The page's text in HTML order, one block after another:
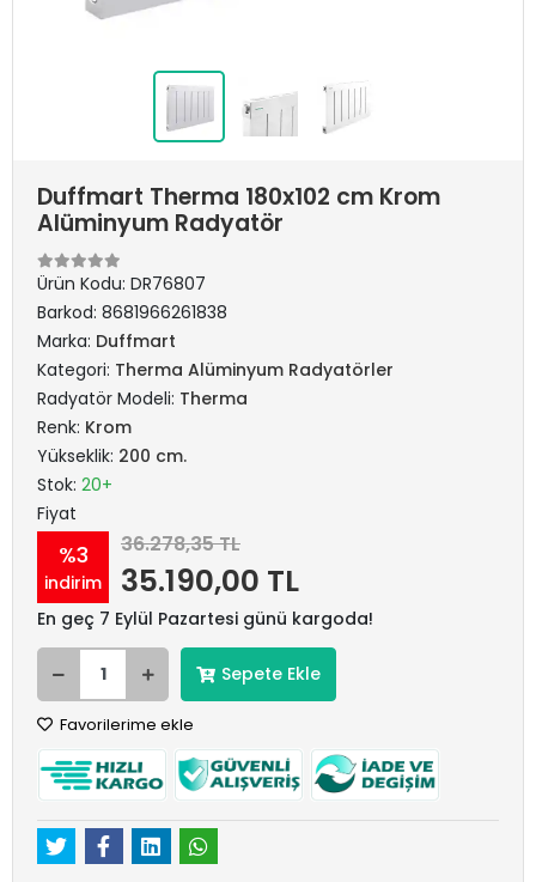
Duffmart Therma 180x102 cm Krom
Alüminyum Radyatör
Ürün Kodu: DR76807
Barkod: 8681966261838
Marka: Duffmart
Kategori: Therma Alüminyum Radyatörler
Radyatör Modeli: Therma
Renk: Krom
Yükseklik: 200 cm.
Stok: 20+
Fiyat
%3
indirim
36.278,35 TL
35.190,00 TL
En geç 7 Eylül Pazartesi günü kargoda!
Sepete Ekle
Favorilerime ekle